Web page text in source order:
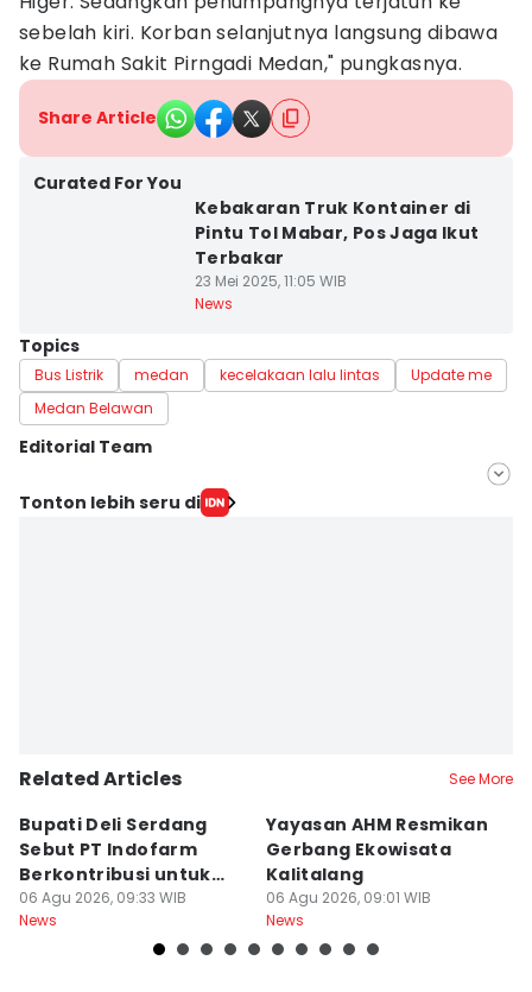
sebelah kiri. Korban selanjutnya langsung dibawa
ke Rumah Sakit Pirngadi Medan," pungkasnya.
Share Article
Curated For You
Kebakaran Truk Kontainer di
Pintu Tol Mabar, Pos Jaga Ikut
Terbakar
23 Mei 2025, 11:05 WIB
News
Topics
Bus Listrik medan kecelakaan lalu lintas
Update me
Medan Belawan
Editorial Team
Editor
Tonton lebih seru di
Related Articles See More
Bupati Deli Serdang
Sebut PT Indofarm
Berkontribusi untuk
Perekonomian
06 Agu 2026, 09:33 WIB
News
Yayasan AHM Resmikan
Gerbang Ekowisata
Kalitalang
06 Agu 2026, 09:01 WIB
News